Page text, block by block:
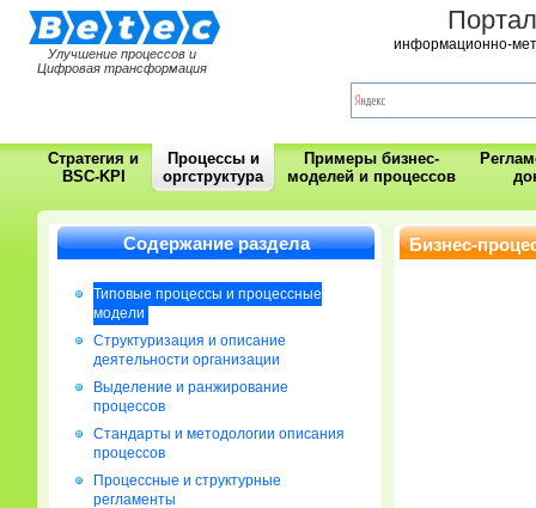
Улучшение процессов и
Цифровая трансформация
информационно-
Стратегия и
BSC-KPI
Процессы и
оргструктура
Примеры бизнес-
моделей и процессов
Содержание раздела
Типовые процессы и процессные
модели
Cтруктуризация и описание
деятельности организации
Выделение и ранжирование
процессов
Стандарты и методологии описания
процессов
Процессные и структурные
регламенты
Бизнес-